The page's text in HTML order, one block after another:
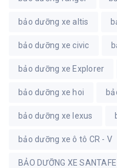
bảo dưỡng xe altis
bảo dưỡng xe civic
bảo dưỡng xe Explorer
bảo dưỡng xe hoi
bảo dưỡng xe lexus
bảo dưỡng xe ô tô CR - V
BẢO DƯỠNG XE SANTAFE